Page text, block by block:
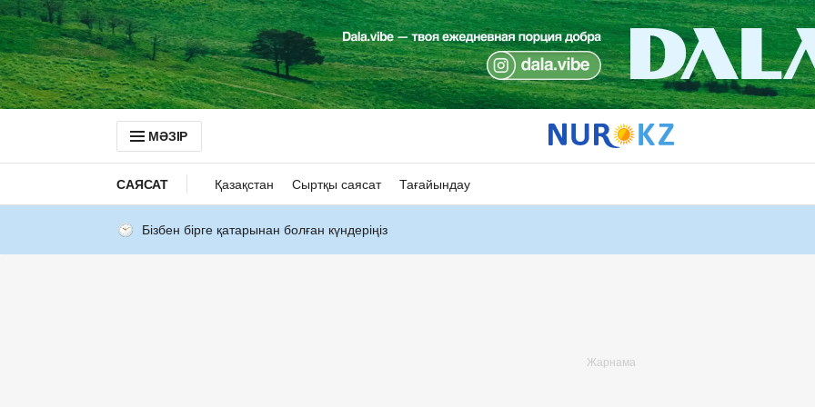
МӘЗІР
САЯСАТ Қазақстан Сыртқы саясат Тағайындау
Бізбен бірге қатарынан болған күндеріңіз